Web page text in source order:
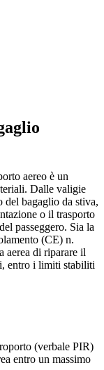
aereo è un
Dalle valigie
del bagaglio da stiva,
o il trasporto
passeggero. Sia la
(CE) n.
aerea di riparare il
entro i limiti stabiliti
(verbale PIR)
entro un massimo